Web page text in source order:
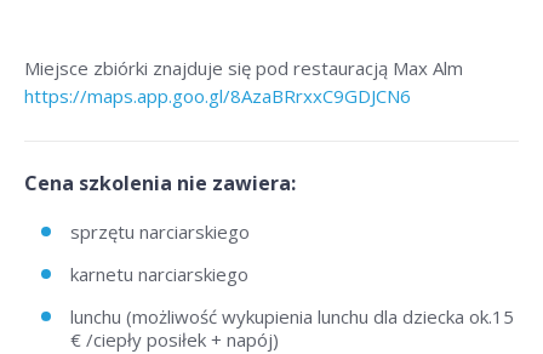
Miejsce zbiórki znajduje się pod restauracją Max Alm
https://maps.app.goo.gl/8AzaBRrxxC9GDJCN6
Cena szkolenia nie zawiera:
sprzętu narciarskiego
karnetu narciarskiego
lunchu (możliwość wykupienia lunchu dla dziecka ok.15
€ /ciepły posiłek + napój)